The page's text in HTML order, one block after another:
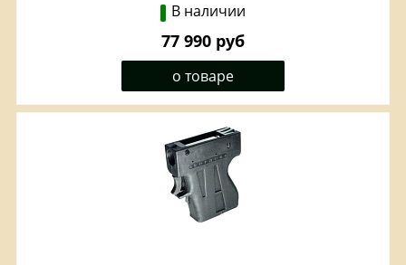
В наличии
77 990 руб
о товаре